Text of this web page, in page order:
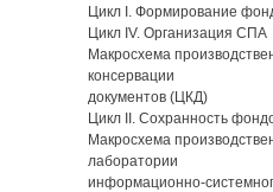
Цикл I. Формирование
Цикл IV. Организация СПА
Макросхема
консервации
документов (ЦКД)
Цикл II. Сохранность
Макросхема
лаборатории
информационно-